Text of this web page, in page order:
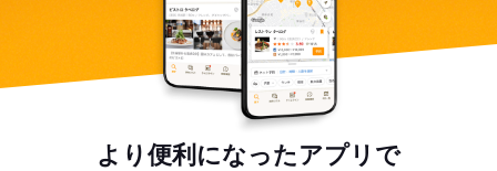
より便利になったアプリで